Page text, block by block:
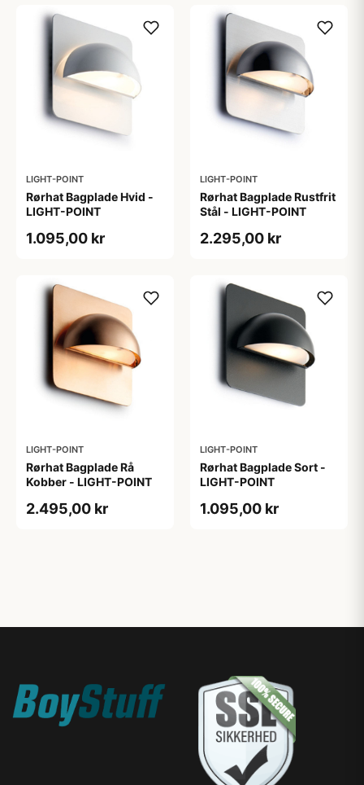
LIGHT-POINT
Rørhat Bagplade Hvid -
LIGHT-POINT
1.095,00 kr
LIGHT-POINT
Rørhat Bagplade Rustfrit
Stål - LIGHT-POINT
2.295,00 kr
LIGHT-POINT
Rørhat Bagplade Rå
Kobber - LIGHT-POINT
2.495,00 kr
LIGHT-POINT
Rørhat Bagplade Sort -
LIGHT-POINT
1.095,00 kr